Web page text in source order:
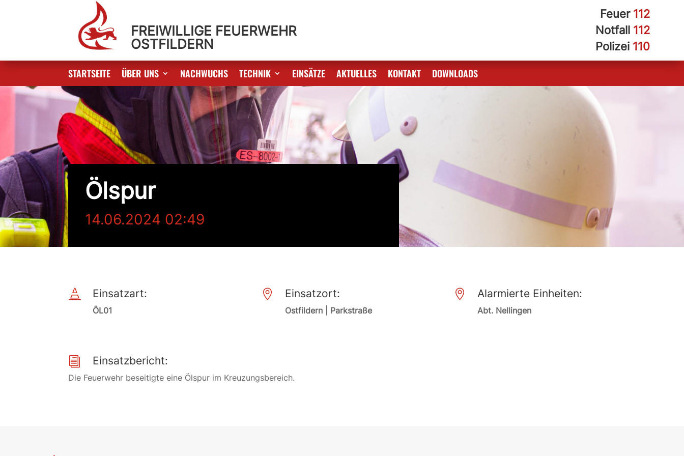
FREIWILLIGE FEUERWEHR
OSTFILDERN
Feuer 112
Notfall 112
Polizei 110
STARTSEITE ÜBER UNS NACHWUCHS TECHNIK EINSÄTZE AKTUELLES KONTAKT DOWNLOADS
Ölspur
14.06.2024 02:49
 Einsatzart:
ÖL01
 Einsatzort:
Ostfildern | Parkstraße
 Alarmierte Einheiten:
Abt. Nellingen
i Einsatzbericht:
Die Feuerwehr beseitigte eine Ölspur im Kreuzungsbereich.